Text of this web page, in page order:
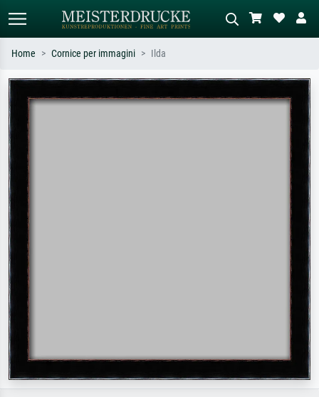
Ricerca standard Ricerca immagini AI
Cerca per artista, titolo o stile – es.
Impressionismo, onda di Hokusai,
Descrivi la scena – es. prato verde,
astratto con molto rosso, dipinto a
olio scuro, nudo in piedi vicino a un
Home Cornice per immagini Ilda